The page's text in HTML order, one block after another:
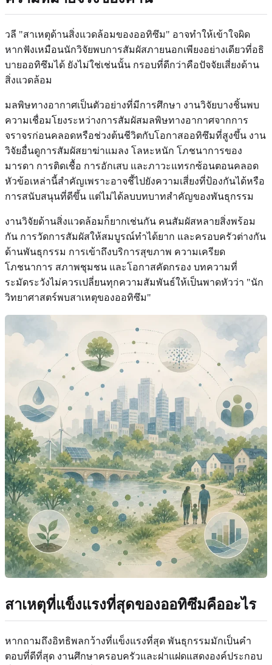
วลี "สาเหตุด้านสิ่งแวดล้อมของออทิซึม" อาจทำให้เข้าใจผิด
หากฟังเหมือนนักวิจัยพบการสัมผัสภายนอกเพียงอย่างเดียวที่อธิ
บายออทิซึมได้ ยังไม่ใช่เช่นนั้น กรอบที่ดีกว่าคือปัจจัยเสี่ยงด้าน
สิ่งแวดล้อม
มลพิษทางอากาศเป็นตัวอย่างที่มีการศึกษา งานวิจัยบางชิ้นพบ
ความเชื่อมโยงระหว่างการสัมผัสมลพิษทางอากาศจากการ
จราจรก่อนคลอดหรือช่วงต้นชีวิตกับโอกาสออทิซึมที่สูงขึ้น งาน
วิจัยอื่นดูการสัมผัสยาฆ่าแมลง โลหะหนัก โภชนาการของ
มารดา การติดเชื้อ การอักเสบ และภาวะแทรกซ้อนตอนคลอด
หัวข้อเหล่านี้สำคัญเพราะอาจชี้ไปยังความเสี่ยงที่ป้องกันได้หรือ
การสนับสนุนที่ดีขึ้น แต่ไม่ได้ลบบทบาทสำคัญของพันธุกรรม
งานวิจัยด้านสิ่งแวดล้อมก็ยากเช่นกัน คนสัมผัสหลายสิ่งพร้อม
กัน การวัดการสัมผัสให้สมบูรณ์ทำได้ยาก และครอบครัวต่างกัน
ด้านพันธุกรรม การเข้าถึงบริการสุขภาพ ความเครียด
โภชนาการ สภาพชุมชน และโอกาสคัดกรอง บทความที่
ระมัดระวังไม่ควรเปลี่ยนทุกความสัมพันธ์ให้เป็นพาดหัวว่า "นัก
วิทยาศาสตร์พบสาเหตุของออทิซึม"
สาเหตุที่แข็งแรงที่สุดของออทิซึมคืออะไร
หากถามถึงอิทธิพลกว้างที่แข็งแรงที่สุด พันธุกรรมมักเป็นคำ
ตอบที่ดีที่สุด งานศึกษาครอบครัวและฝาแฝดแสดงองค์ประกอบ